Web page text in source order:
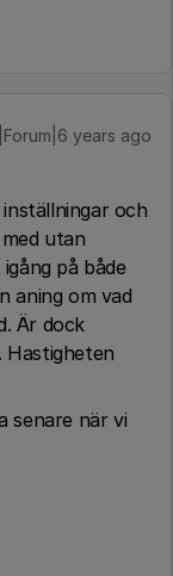
years ago
och
utan
på både
aning om vad
Är dock
Hastigheten
senare när vi